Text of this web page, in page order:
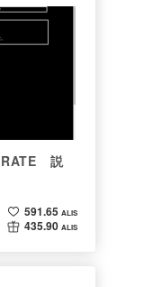
説
591.65 ALIS
435.90 ALIS